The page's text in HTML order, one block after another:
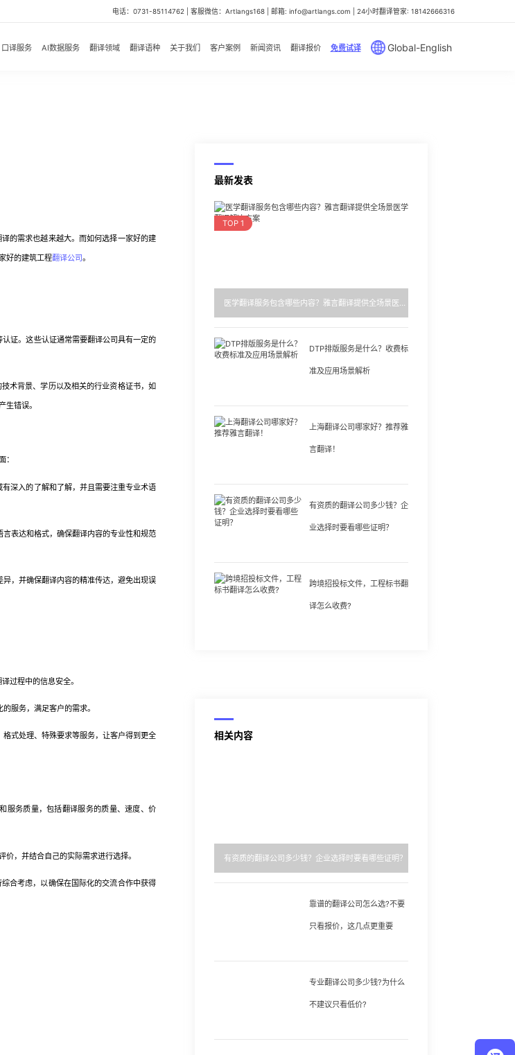
电话：0731-85114762 | 客服微信：Artlangs168 | 邮箱: info@artlangs.com | 24小时翻译管家: 18142666316
口译服务 AI数据服务 翻译领域 翻译语种 关于我们 客户案例 新闻资讯 翻译报价 免费试译 Global-English
的需求也越来越大。而如何选择一家好的建
好的建筑工程翻译公司。
证。这些认证通常需要翻译公司具有一定的
术背景、学历以及相关的行业资格证书，如
错误。
深入的了解和了解，并且需要注重专业术语
表达和格式，确保翻译内容的专业性和规范
，并确保翻译内容的精准传达，避免出现误
过程中的信息安全。
服务，满足客户的需求。
式处理、特殊要求等服务，让客户得到更全
务质量，包括翻译服务的质量、速度、价
，并结合自己的实际需求进行选择。
合考虑，以确保在国际化的交流合作中获得
最新发表
TOP 1
医学翻译服务包含哪些内容？雅言翻译提供全场景医学翻译解决方案
DTP排版服务是什么？收费标
准及应用场景解析
上海翻译公司哪家好？推荐雅
言翻译！
有资质的翻译公司多少钱？企
业选择时要看哪些证明？
跨境招投标文件，工程标书翻
译怎么收费?
相关内容
有资质的翻译公司多少钱？企业选择时要看哪些证明？
靠谱的翻译公司怎么选?不要
只看报价，这几点更重要
专业翻译公司多少钱?为什么
不建议只看低价?